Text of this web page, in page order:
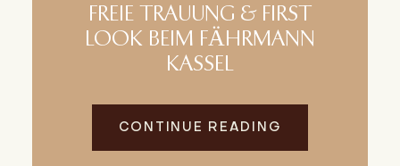
FREIE TRAUUNG & FIRST
LOOK BEIM FÄHRMANN
KASSEL
CONTINUE READING